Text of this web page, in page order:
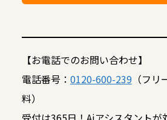
【お電話でのお問い合わせ】
電話番号： 0120-600-239（フリ
料）